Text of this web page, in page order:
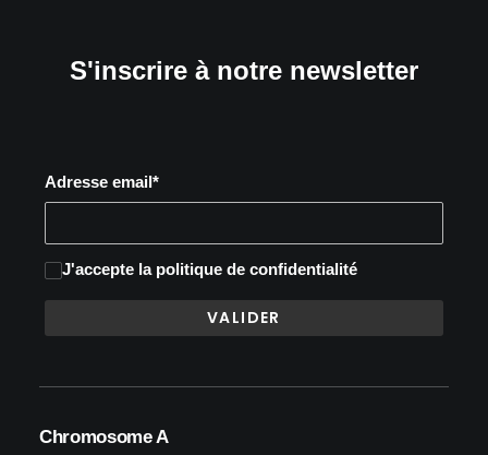
S'inscrire à notre newsletter
Adresse email*
J'accepte la politique de confidentialité
Chromosome A